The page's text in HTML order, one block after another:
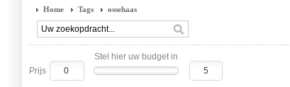
Home Tags ossehaas
Stel hier uw budget in
Prijs